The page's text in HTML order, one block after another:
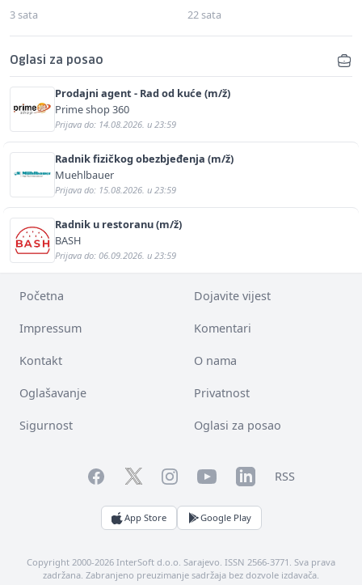
3 sata 22 sata
Oglasi za posao
Prodajni agent - Rad od kuće (m/ž)
Prime shop 360
Prijava do: 14.08.2026. u 23:59
Radnik fizičkog obezbjeđenja (m/ž)
Muehlbauer
Prijava do: 15.08.2026. u 23:59
Radnik u restoranu (m/ž)
BASH
Prijava do: 06.09.2026. u 23:59
Početna Dojavite vijest
Impressum Komentari
Kontakt O nama
Oglašavanje Privatnost
Sigurnost Oglasi za posao
FacebookTwitterInstagramYouTubeLinkedInRSS
App Store Google Play
Copyright 2000-2026 InterSoft d.o.o. Sarajevo. ISSN 2566-3771. Sva prava
zadržana. Zabranjeno preuzimanje sadržaja bez dozvole izdavača.